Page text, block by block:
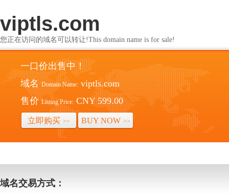
viptls.com
您正在访问的域名可以转让!This domain name is for sale!
一口价出售中！
域名 Domain Name: viptls.com
售价 Listing Price: CNY 599.00
立即购买 >> BUY NOW >>
域名交易方式：